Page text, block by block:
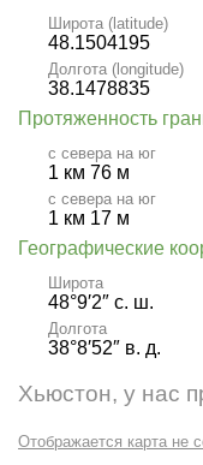
Широта (latitude)
48.1504195
Долгота (longitude)
38.1478835
Протяженность
с севера на юг
1 км 76 м
с севера на юг
1 км 17 м
Географические
Широта
48°9′2″ с. ш.
Долгота
38°8′52″ в. д.
Хьюстон, у нас
Отображается карта не